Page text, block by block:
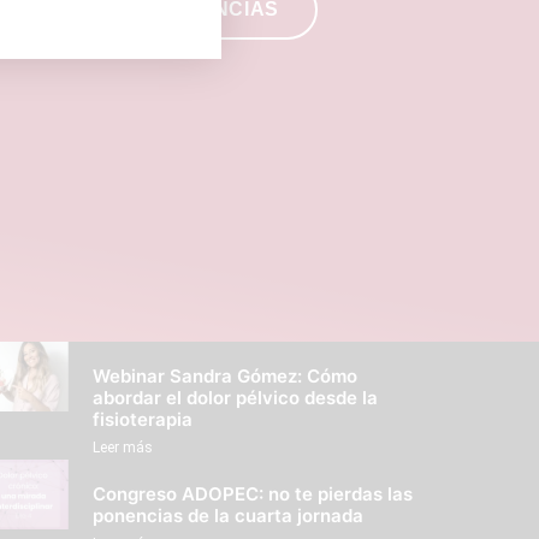
BUZÓN DE SUGERENCIAS
Webinar Sandra Gómez: Cómo
abordar el dolor pélvico desde la
fisioterapia
Leer más
Congreso ADOPEC: no te pierdas las
ponencias de la cuarta jornada